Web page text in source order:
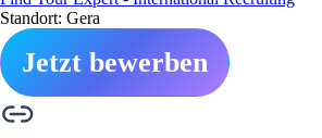
Standort: Gera
Jetzt bewerben